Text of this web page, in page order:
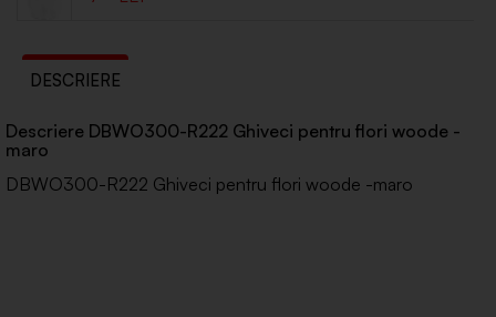
DESCRIERE
Descriere DBWO300-R222 Ghiveci pentru flori woode -
maro
DBWO300-R222 Ghiveci pentru flori woode -maro